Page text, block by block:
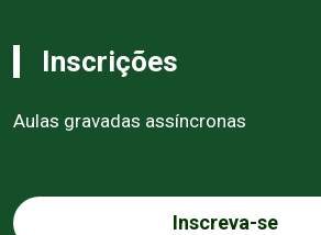
Inscrições
Aulas gravadas assíncronas
Inscreva-se